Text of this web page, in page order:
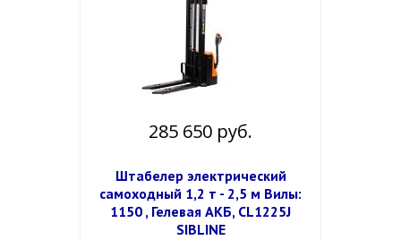
285 650 руб.
Штабелер электрический
самоходный 1,2 т - 2,5 м Вилы:
1150 , Гелевая АКБ, CL1225J
SIBLINE